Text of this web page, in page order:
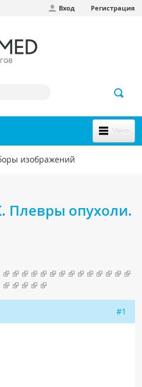
Вход Регистрация
Меню
изображений
Плевры опухоли.
#1